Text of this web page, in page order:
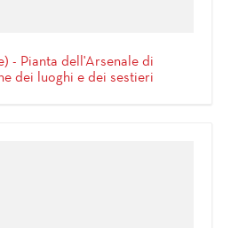
- Pianta dell'Arsenale di
dei luoghi e dei sestieri